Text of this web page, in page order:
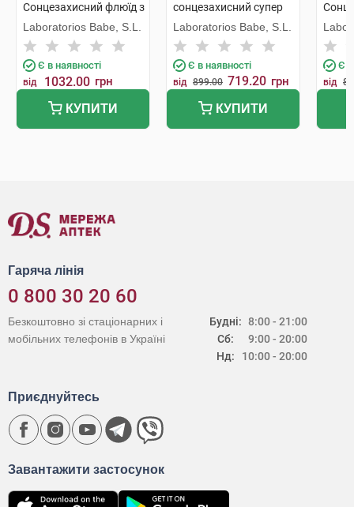
Сонцезахисний флюїд з
коллагеном і
пептидами SPF50 40
мл 1 туба
Laboratorios Babe, S.L.
Є в наявності
від 1032.00 грн
КУПИТИ
сонцезахисний супер
флюїд SPF 50 з
пантенолом і
пребіотиками 50 мл 1
флакон
Laboratorios Babe, S.L.
Є в наявності
від 899.00 719.20 грн
КУПИТИ
ВВ з
для
50
Є в
від
Гаряча лінія
0 800 30 20 60
Будні:
Сб:
Нд:
8:00 - 21:00
9:00 - 20:00
10:00 - 20:00
Безкоштовно зі стаціонарних і
мобільних телефонів в Україні
Завантажити застосунок
Приєднуйтесь